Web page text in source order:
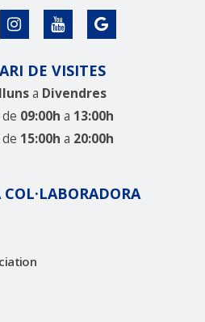
DE VISITES
a Divendres
09:00ha 13:00h
15:00h a 20:00h
COL·LABORADORA